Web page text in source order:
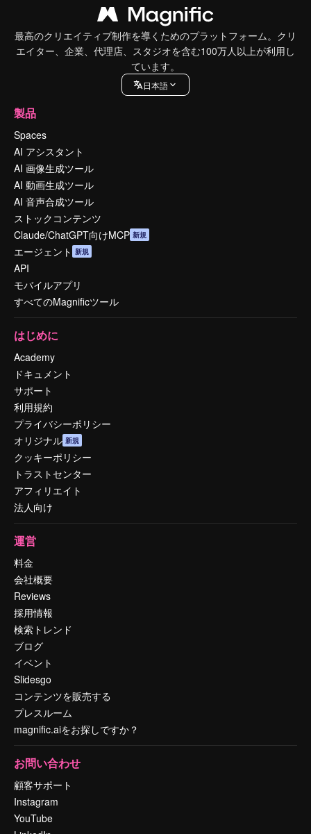
最高のクリエイティブ制作を導くためのプラットフォーム。クリ
エイター、企業、代理店、スタジオを含む100万人以上が利用し
ています。
日本語
製品
Spaces
AI アシスタント
AI 画像生成ツール
AI 動画生成ツール
AI 音声合成ツール
ストックコンテンツ
Claude/ChatGPT向けMCP 新規
エージェント 新規
API
モバイルアプリ
すべてのMagnificツール
はじめに
Academy
ドキュメント
サポート
利用規約
プライバシーポリシー
オリジナル 新規
クッキーポリシー
トラストセンター
アフィリエイト
法人向け
運営
料金
会社概要
Reviews
採用情報
検索トレンド
ブログ
イベント
Slidesgo
コンテンツを販売する
プレスルーム
magnific.aiをお探しですか？
お問い合わせ
顧客サポート
Instagram
YouTube